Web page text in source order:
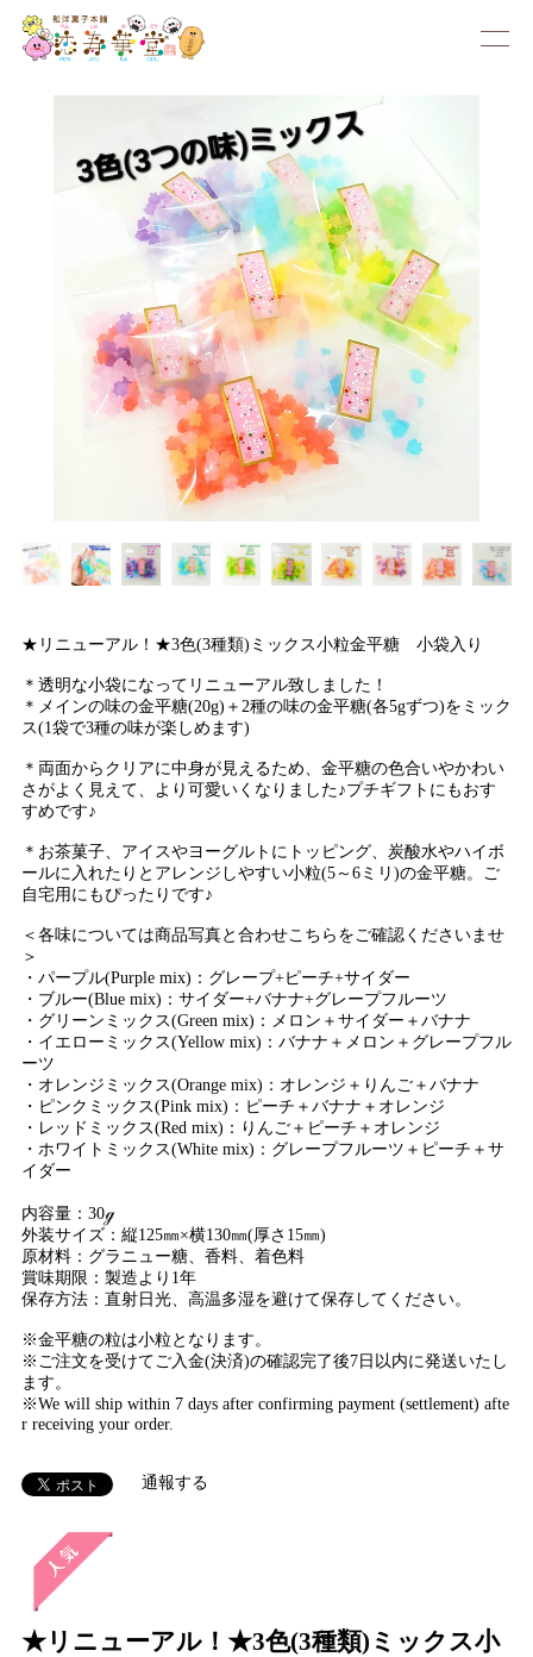
★リニューアル！★3色(3種類)ミックス小
★リニューアル！★3色(3種類)ミックス小粒金平糖 小袋入り
＊透明な小袋になってリニューアル致しました！
＊メインの味の金平糖(20g)＋2種の味の金平糖(各5gずつ)をミック
ス(1袋で3種の味が楽しめます)
＊両面からクリアに中身が見えるため、金平糖の色合いやかわい
さがよく見えて、より可愛いくなりました♪プチギフトにもおす
すめです♪
＊お茶菓子、アイスやヨーグルトにトッピング、炭酸水やハイボ
ールに入れたりとアレンジしやすい小粒(5～6ミリ)の金平糖。ご
自宅用にもぴったりです♪
＜各味については商品写真と合わせこちらをご確認くださいませ
＞
・パープル(Purple mix)：グレープ+ピーチ+サイダー
・ブルー(Blue mix)：サイダー+バナナ+グレープフルーツ
・グリーンミックス(Green mix)：メロン＋サイダー＋バナナ
・イエローミックス(Yellow mix)：バナナ＋メロン＋グレープフル
ーツ
・オレンジミックス(Orange mix)：オレンジ＋りんご＋バナナ
・ピンクミックス(Pink mix)：ピーチ＋バナナ＋オレンジ
・レッドミックス(Red mix)：りんご＋ピーチ＋オレンジ
・ホワイトミックス(White mix)：グレープフルーツ＋ピーチ＋サ
イダー
内容量：30ℊ
外装サイズ：縦125㎜×横130㎜(厚さ15㎜)
原材料：グラニュー糖、香料、着色料
賞味期限：製造より1年
保存方法：直射日光、高温多湿を避けて保存してください。
※金平糖の粒は小粒となります。
※ご注文を受けてご入金(決済)の確認完了後7日以内に発送いたし
ます。
※We will ship within 7 days after confirming payment (settlement) afte
r receiving your order.
通報する